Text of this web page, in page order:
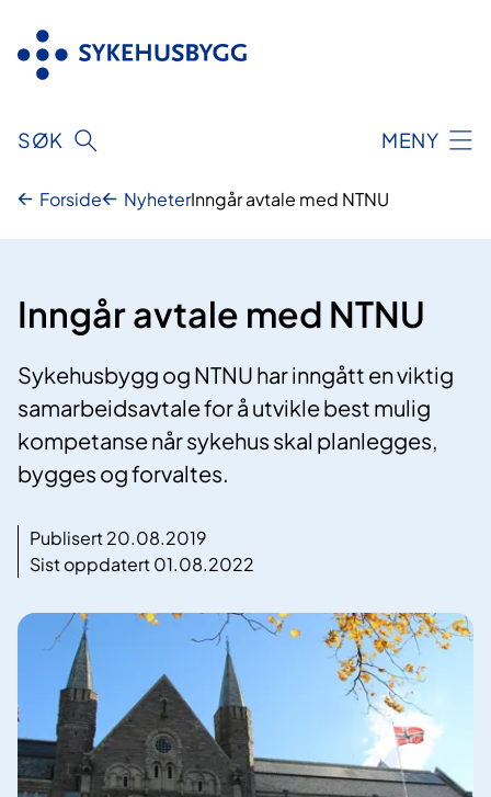
innhold
SØK MENY
Forside NyheterInngår avtale med NTNU
Inngår avtale med NTNU
Sykehusbygg og NTNU har inngått en viktig
samarbeidsavtale for å utvikle best mulig
kompetanse når sykehus skal planlegges,
bygges og forvaltes.
Publisert 20.08.2019
Sist oppdatert 01.08.2022